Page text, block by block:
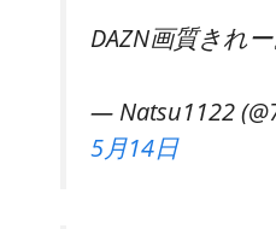
DAZN画質きれー
— Natsu1122
5月14日